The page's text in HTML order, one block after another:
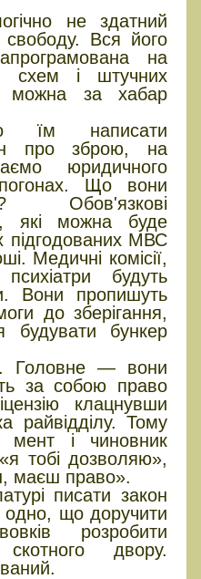
не здатний
Вся його
на
схем і штучних
можна за хабар
написати
про зброю, на
юридичного
Що вони
Обов'язкові
які можна буде
підгодованих МВС
Медичні комісії,
будуть
Вони пропишуть
до зберігання,
бункер
Головне — вони
за собою право
клацнувши
райвідділу. Тому
мент і чиновник
тобі дозволяю»,
маєш право».
писати закон
що доручити
розробити
двору.